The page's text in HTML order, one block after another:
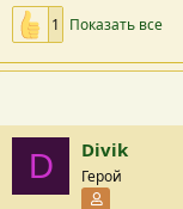
1 Показать все
D Divik
Герой